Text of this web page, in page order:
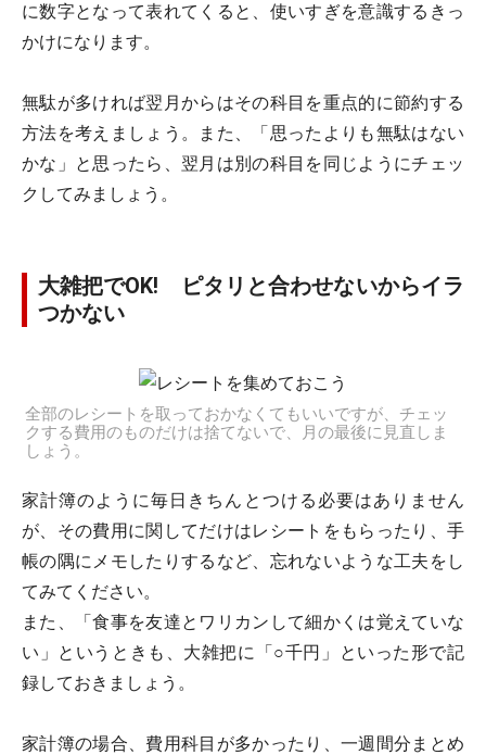
に数字となって表れてくると、使いすぎを意識するきっ
かけになります。
無駄が多ければ翌月からはその科目を重点的に節約する
方法を考えましょう。また、「思ったよりも無駄はない
かな」と思ったら、翌月は別の科目を同じようにチェッ
クしてみましょう。
大雑把でOK! ピタリと合わせないからイラ
つかない
全部のレシートを取っておかなくてもいいですが、チェッ
クする費用のものだけは捨てないで、月の最後に見直しま
しょう。
家計簿のように毎日きちんとつける必要はありません
が、 その費用に関してだけはレシートをもらったり、手
帳の隅にメモしたりするなど、忘れないような工夫 をし
てみてください。
また、「食事を友達とワリカンして細かくは覚えていな
い」というときも、大雑把に「○千円」といった形で記
録しておきましょう。
家計簿の場合、費用科目が多かったり、一週間分まとめ